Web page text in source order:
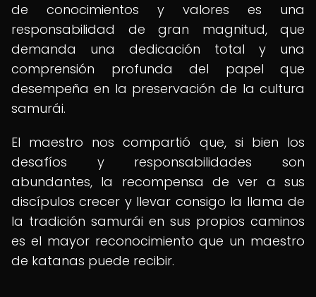
de conocimientos y valores es una
responsabilidad de gran magnitud, que
demanda una dedicación total y una
comprensión profunda del papel que
desempeña en la preservación de la cultura
samurái.
El maestro nos compartió que, si bien los
desafíos y responsabilidades son
abundantes, la recompensa de ver a sus
discípulos crecer y llevar consigo la llama de
la tradición samurái en sus propios caminos
es el mayor reconocimiento que un maestro
de katanas puede recibir.